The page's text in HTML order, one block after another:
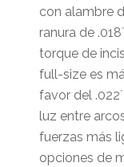
con alambre
ranura de
torque de
full-size es
favor del
luz entre
fuerzas más
opciones de